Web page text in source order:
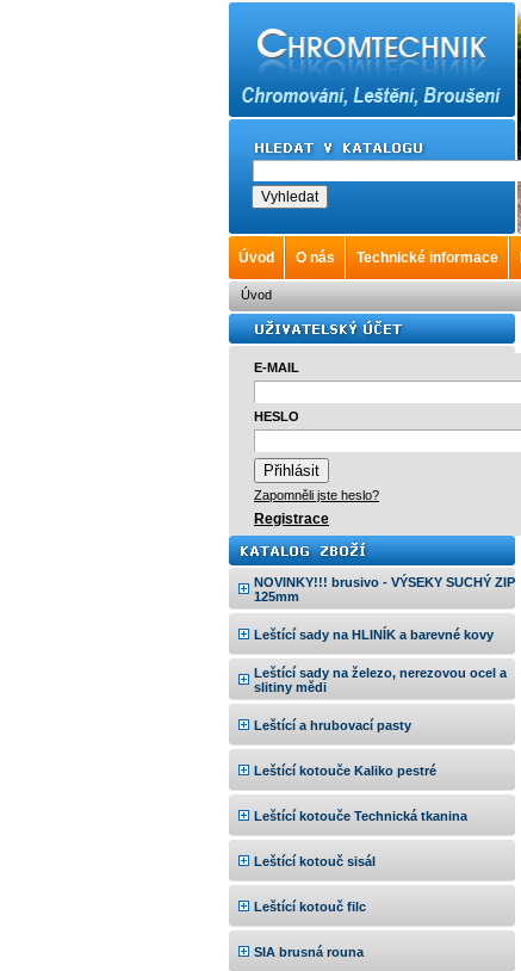
Úvod O nás Technické informace
Úvod
E-MAIL
HESLO
Zapomněli jste heslo?
Registrace
NOVINKY!!! brusivo - VÝSEKY SUCHÝ ZIP
125mm
Leštící sady na HLINÍK a barevné kovy
Leštící sady na železo, nerezovou ocel a
slitiny mědi
Leštící a hrubovací pasty
Leštící kotouče Kaliko pestré
Leštící kotouče Technická tkanina
Leštící kotouč sisál
Leštící kotouč filc
SIA brusná rouna